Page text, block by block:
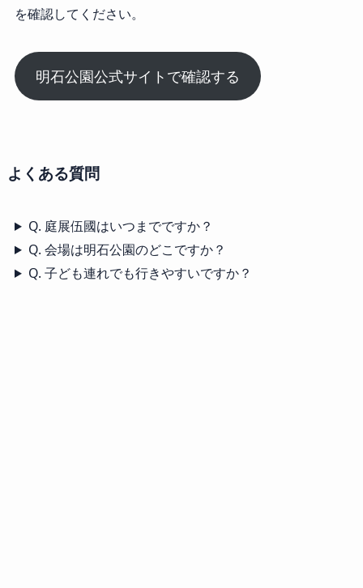
を確認してください。
明石公園公式サイトで確認する
よくある質問
Q. 庭展伍國はいつまでですか？
Q. 会場は明石公園のどこですか？
Q. 子ども連れでも行きやすいですか？